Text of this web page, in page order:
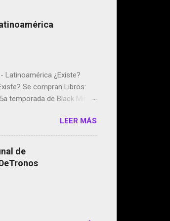
Latinoamérica ¿Existe?
Se compran Libros:
temporada de Black Mirror
en la red social Riddley
regaña a los que usan
Media GoBee - StartUp
Vodafone: me siento
http://amzn.to/2z1UkPK
LEER MÁS
de